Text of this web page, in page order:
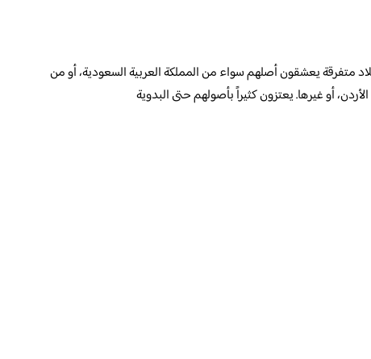
متفرقة يعشقون أصلهم سواء من المملكة العربية السعودية، أو من
أو غيرها. يعتزون كثيراً بأصولهم حتى البدوية